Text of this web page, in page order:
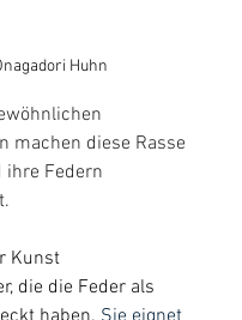
Huhn
machen diese Rasse
ihre Federn
Kunst
die die Feder als